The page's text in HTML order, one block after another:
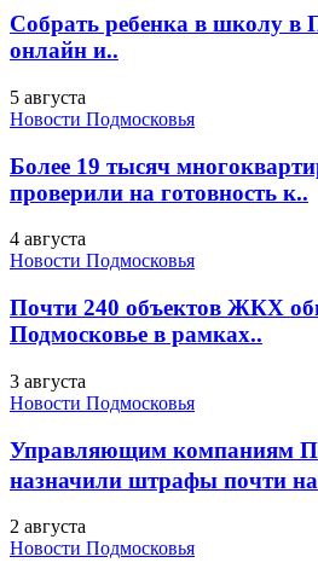
Собрать ребенка в школу в
онлайн и..
5 августа
Новости Подмосковья
Более 19 тысяч
проверили на готовность к..
4 августа
Новости Подмосковья
Почти 240 объектов ЖКХ
Подмосковье в рамках..
3 августа
Новости Подмосковья
Управляющим компаниям
назначили штрафы почти
2 августа
Новости Подмосковья